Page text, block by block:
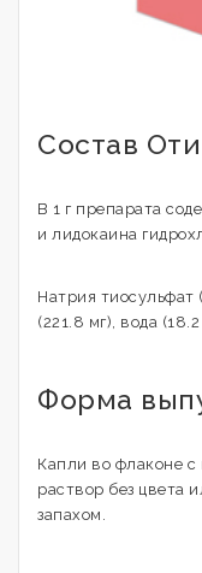
Состав
В 1 г препарата
и лидокаина
Натрия тиосульфат
(221.8 мг), вода
Форма
Капли во флаконе с
раствор без цвета
запахом.